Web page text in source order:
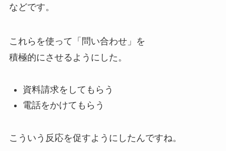
などです。
これらを使って「問い合わせ」を
積極的にさせるようにした。
資料請求をしてもらう
電話をかけてもらう
こういう反応を促すようにしたんですね。